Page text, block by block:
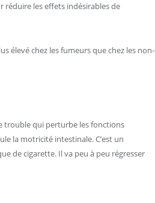
les effets indésirables de
élevé chez les fumeurs que chez les non-
trouble qui perturbe les fonctions
la motricité intestinale. C’est un
de cigarette. Il va peu à peu régresser